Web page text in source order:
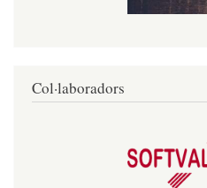
Col·laboradors